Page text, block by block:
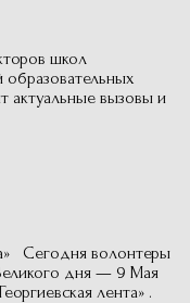
школ
актуальные вызовы и
Сегодня волонтеры
дня — 9 Мая
лента» .